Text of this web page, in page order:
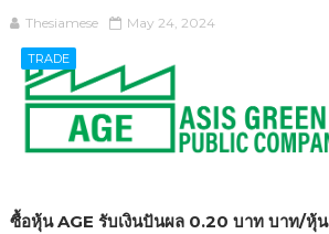
Thesiamese May 24, 2024
TRADE
ซื้อหุ้น AGE รับเงินปันผล 0.20 บาท บาท/หุ้น